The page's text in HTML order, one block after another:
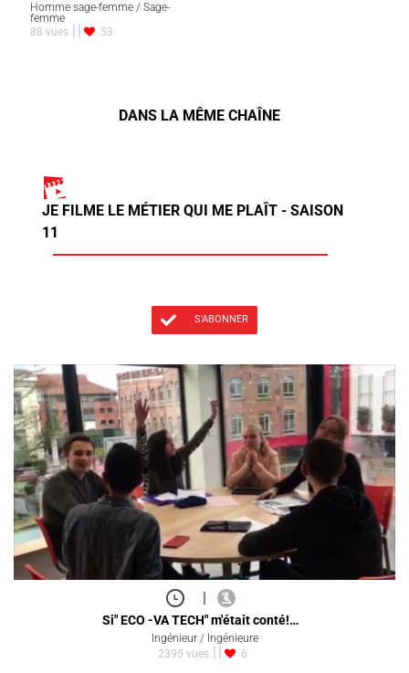
Homme sage-femme / Sage-
femme
88 vues
53
DANS LA MÊME CHAÎNE
JE FILME LE MÉTIER QUI ME PLAÎT - SAISON
11
S'ABONNER
|
Si" ECO -VA TECH" m'était conté!…
Ingénieur / Ingénieure
2395 vues
6